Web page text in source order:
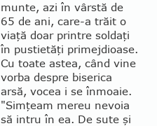
munte, azi în vârstă de
65 de ani, care-a trăit o
viaţă doar printre soldaţi
în pustietăţi primej­dioase.
Cu toate astea, când vine
vorba despre biserica
arsă, vocea i se înmoaie.
"Simţeam mereu nevoia
să intru în ea. De sute şi